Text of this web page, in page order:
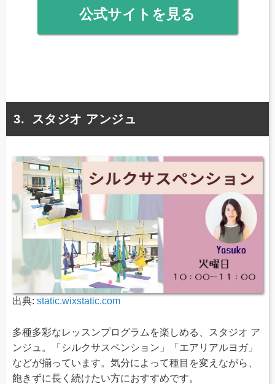
公式サイトを見る
スタジオ アンジュ
出典: static.wixstatic.com
多種多彩なレッスンプログラムを楽しめる、スタジオ ア
ンジュ。「シルクサスペンション」「エアリアルヨガ」
などが揃っています。気分によって種目を変えながら、
飽きずに長く続けたい方におすすめです。